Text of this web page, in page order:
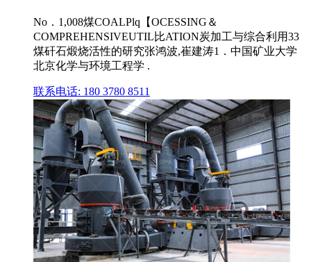
No．1,008煤COALPlq【OCESSING＆
COMPREHENSIVEUTIL比ATION炭加工与综合利用33
煤矸石煅烧活性的研究张鸿波,崔建涛1．中国矿业大学
北京化学与环境工程学 .
联系电话: 180 3780 8511